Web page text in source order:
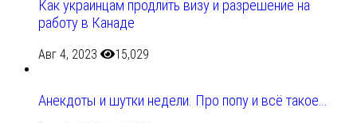
Как украинцам продлить визу и разрешение на
работу в Канаде
Авг 4, 2023 15,029
Анекдоты и шутки недели. Про попу и всё такое…